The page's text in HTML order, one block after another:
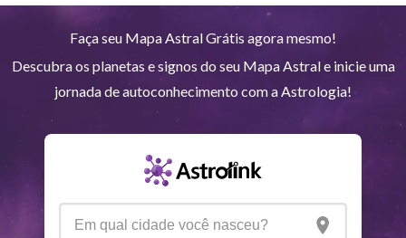
Saturno Ari 14° 36
Faça seu Mapa Astral Grátis agora mesmo!
Descubra os planetas e signos do seu Mapa Astral e inicie uma
jornada de autoconhecimento com a Astrologia!